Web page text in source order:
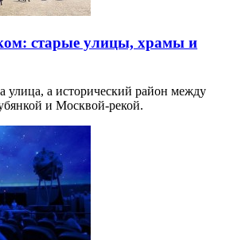
старые улицы, храмы и
а исторический район между
и Москвой-рекой.